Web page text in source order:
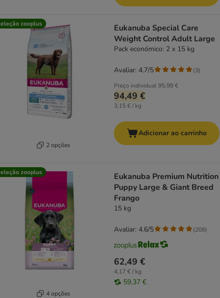
zooplus
2 opções
Eukanuba Special Care
Weight Control Adult Large
Pack económico: 2 x 15 kg
Preço individual95,98 €
94,49 €
3,15 € / kg
Avaliar: 4.7/5 (3)
Adicionar ao carrinho
zooplus
4 opções
Eukanuba Premium Nutrition
Puppy Large & Giant Breed
Frango
15 kg
62,49 €
4,17 € / kg
59,37 €
Avaliar: 4.6/5 (206)